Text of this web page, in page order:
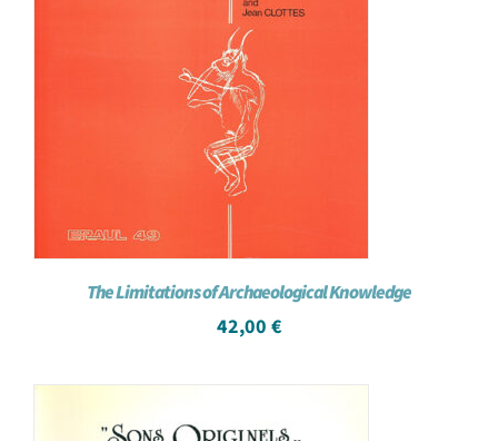
The Limitations of Archaeological Knowledge
42,00 €